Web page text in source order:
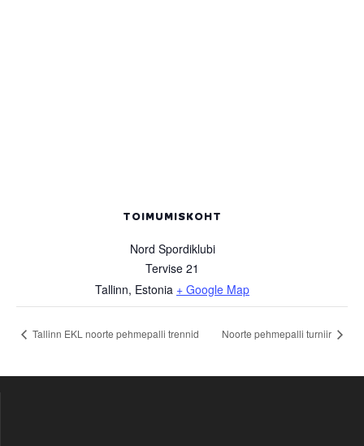
TOIMUMISKOHT
Nord Spordiklubi
Tervise 21
Tallinn, Estonia + Google Map
Tallinn EKL noorte pehmepalli trennid Noorte pehmepalli turniir